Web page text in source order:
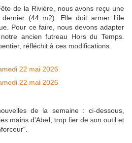
de la Rivière, nous avons reçu une
dernier (44 m2). Elle doit armer l'île
Pour ce faire, nous devons adapter
ancien futreau Hors du Temps.
réfléchit à ces modifications.
de la semaine : ci-dessous,
mains d'Abel, trop fier de son outil et